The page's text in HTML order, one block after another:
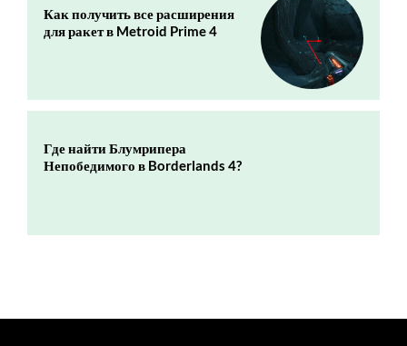
Как получить все расширения
для ракет в Metroid Prime 4
Где найти Блумрипера
Непобедимого в Borderlands 4?